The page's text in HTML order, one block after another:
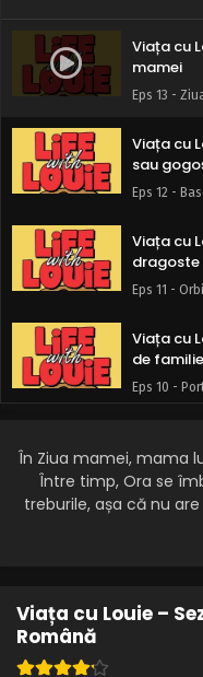
Viața cu
mamei
Eps 13 -
Viața cu
sau
Eps 12 -
Viața cu
dragoste
Eps 11 -
Viața cu
de familie
Eps 10 -
adevărat
Eps 9 - Un
Viața cu
Viața cu
În Ziua mamei, mama
Între timp, Ora se
treburile, așa că nu
Viața cu Louie –
Română